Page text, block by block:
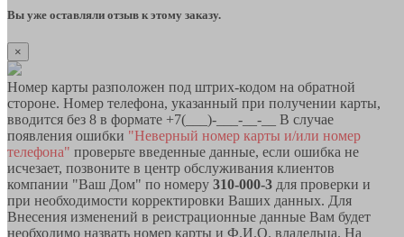
Вы уже оставляли отзыв к этому заказу.
×
Номер карты разположен под штрих-кодом на обратной
стороне. Номер телефона, указанный при получении карты,
вводится без 8 в формате +7(___)-___-__-__ В случае
появления ошибки "Неверный номер карты и/или номер
телефона" проверьте введенные данные, если ошибка не
исчезает, позвоните в центр обслуживания клиентов
компании "Ваш Дом" по номеру 310-000-3 для проверки и
при необходимости корректировки Ваших данных. Для
Внесения изменений в реистрационные данные Вам будет
необходимо назвать номер карты и Ф.И.О. владельца. На